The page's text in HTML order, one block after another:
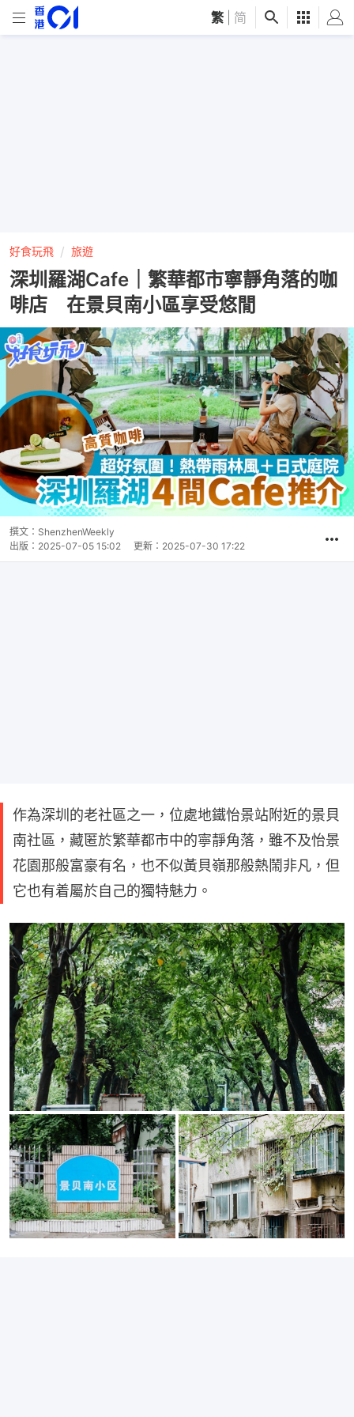
繁 简
好食玩飛 旅遊
深圳羅湖Cafe｜繁華都市寧靜角落的咖
啡店 在景貝南小區享受悠閒
撰文： ShenzhenWeekly
出版： 2025-07-05 15:02 更新： 2025-07-30 17:22
作為深圳的老社區之一，位處地鐵怡景站附近的景貝
南社區，藏匿於繁華都市中的寧靜角落，雖不及怡景
花園那般富豪有名，也不似黃貝嶺那般熱鬧非凡，但
它也有着屬於自己的獨特魅力。